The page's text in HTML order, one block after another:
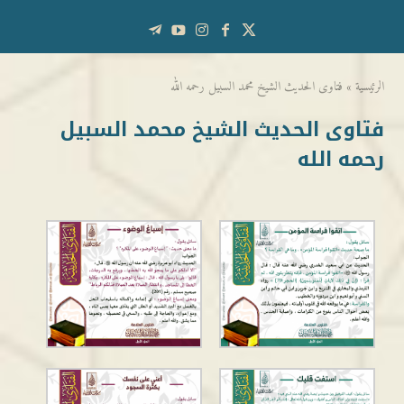
الرئيسية » فتاوى الحديث الشيخ محمد السبيل رحمه الله
فتاوى الحديث الشيخ محمد السبيل
رحمه الله